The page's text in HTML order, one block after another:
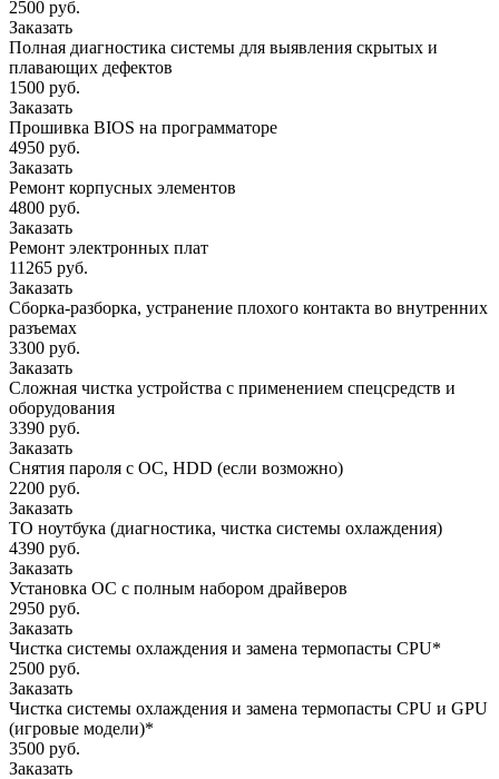
2500 руб.
Заказать
Полная диагностика системы для выявления скрытых и
плавающих дефектов
1500 руб.
Заказать
Прошивка BIOS на программаторе
4950 руб.
Заказать
Ремонт корпусных элементов
4800 руб.
Заказать
Ремонт электронных плат
11265 руб.
Заказать
Сборка-разборка, устранение плохого контакта во внутренних
разъемах
3300 руб.
Заказать
Сложная чистка устройства с применением спецсредств и
оборудования
3390 руб.
Заказать
Снятия пароля с OC, HDD (если возможно)
2200 руб.
Заказать
ТО ноутбука (диагностика, чистка системы охлаждения)
4390 руб.
Заказать
Установка ОС с полным набором драйверов
2950 руб.
Заказать
Чистка системы охлаждения и замена термопасты CPU*
2500 руб.
Заказать
Чистка системы охлаждения и замена термопасты CPU и GPU
(игровые модели)*
3500 руб.
Заказать